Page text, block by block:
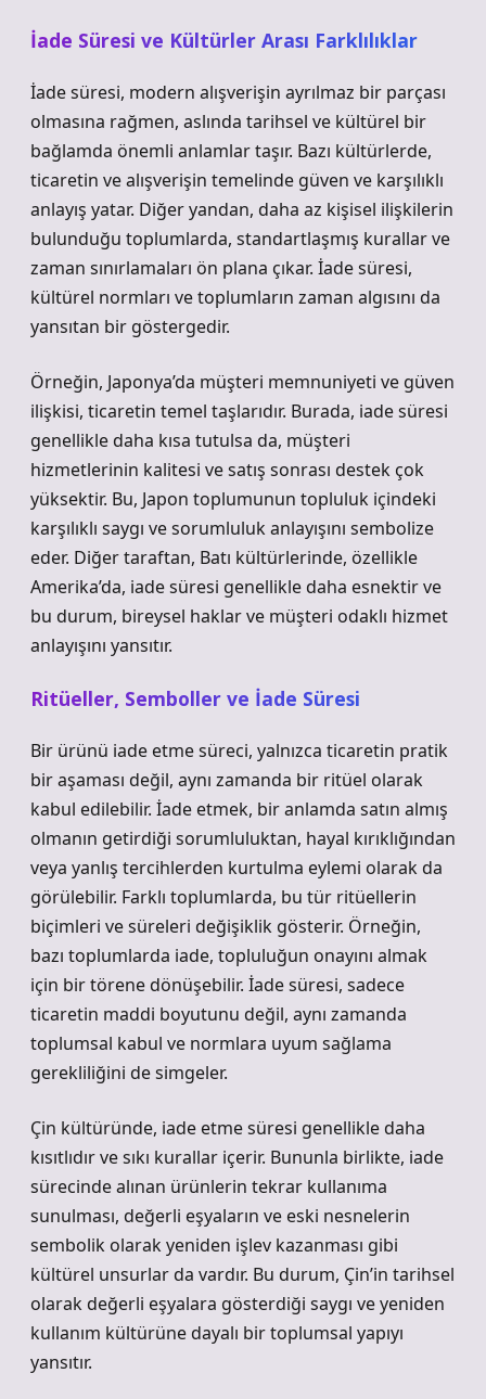
İade Süresi ve Kültürler Arası Farklılıklar
İade süresi, modern alışverişin ayrılmaz bir parçası
olmasına rağmen, aslında tarihsel ve kültürel bir
bağlamda önemli anlamlar taşır. Bazı kültürlerde,
ticaretin ve alışverişin temelinde güven ve karşılıklı
anlayış yatar. Diğer yandan, daha az kişisel ilişkilerin
bulunduğu toplumlarda, standartlaşmış kurallar ve
zaman sınırlamaları ön plana çıkar. İade süresi,
kültürel normları ve toplumların zaman algısını da
yansıtan bir göstergedir.
Örneğin, Japonya’da müşteri memnuniyeti ve güven
ilişkisi, ticaretin temel taşlarıdır. Burada, iade süresi
genellikle daha kısa tutulsa da, müşteri
hizmetlerinin kalitesi ve satış sonrası destek çok
yüksektir. Bu, Japon toplumunun topluluk içindeki
karşılıklı saygı ve sorumluluk anlayışını sembolize
eder. Diğer taraftan, Batı kültürlerinde, özellikle
Amerika’da, iade süresi genellikle daha esnektir ve
bu durum, bireysel haklar ve müşteri odaklı hizmet
anlayışını yansıtır.
Ritüeller, Semboller ve İade Süresi
Bir ürünü iade etme süreci, yalnızca ticaretin pratik
bir aşaması değil, aynı zamanda bir ritüel olarak
kabul edilebilir. İade etmek, bir anlamda satın almış
olmanın getirdiği sorumluluktan, hayal kırıklığından
veya yanlış tercihlerden kurtulma eylemi olarak da
görülebilir. Farklı toplumlarda, bu tür ritüellerin
biçimleri ve süreleri değişiklik gösterir. Örneğin,
bazı toplumlarda iade, topluluğun onayını almak
için bir törene dönüşebilir. İade süresi, sadece
ticaretin maddi boyutunu değil, aynı zamanda
toplumsal kabul ve normlara uyum sağlama
gerekliliğini de simgeler.
Çin kültüründe, iade etme süresi genellikle daha
kısıtlıdır ve sıkı kurallar içerir. Bununla birlikte, iade
sürecinde alınan ürünlerin tekrar kullanıma
sunulması, değerli eşyaların ve eski nesnelerin
sembolik olarak yeniden işlev kazanması gibi
kültürel unsurlar da vardır. Bu durum, Çin’in tarihsel
olarak değerli eşyalara gösterdiği saygı ve yeniden
kullanım kültürüne dayalı bir toplumsal yapıyı
yansıtır.